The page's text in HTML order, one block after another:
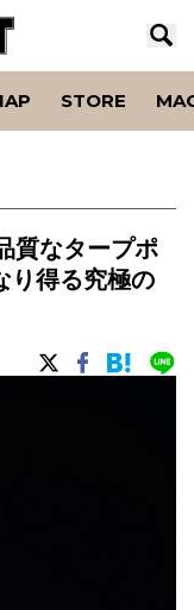
STORE
質なタープポ
り得る究極の